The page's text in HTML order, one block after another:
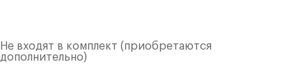
Не входят в комплект (приобретаются
дополнительно)